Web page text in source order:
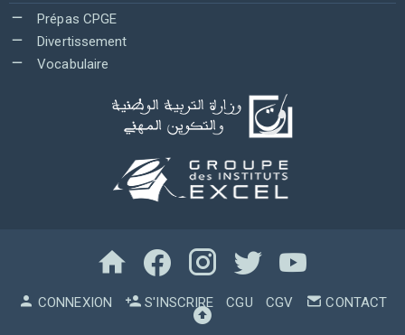
Prépas CPGE
Divertissement
Vocabulaire
CONNEXION S'INSCRIRE CGU CGV CONTACT